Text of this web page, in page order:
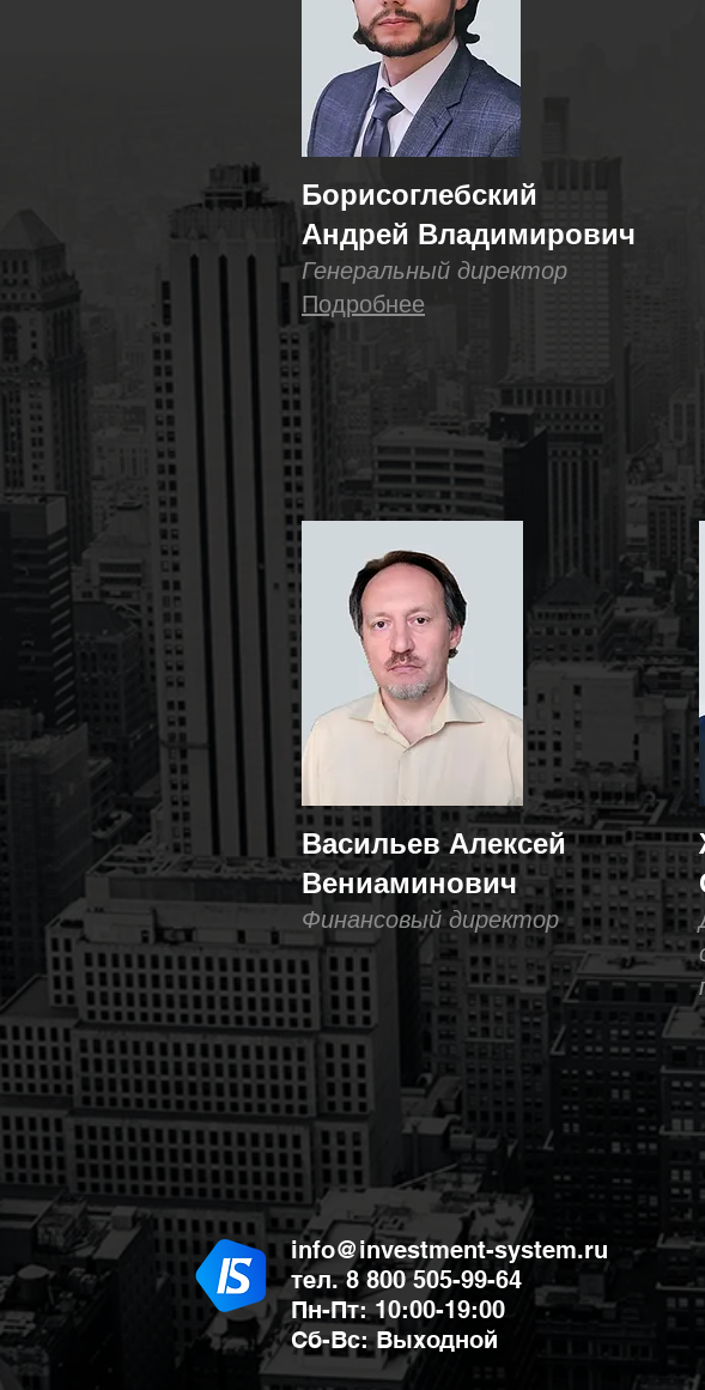
Борисоглебский
Андрей Владимирович
Генеральный директор
Подробнее
Васильев Алексей
Вениаминович
Финансовый директор
info@investment-system.ru
тел. 8 800 505-99-64
Пн-Пт: 10:00-19:00
Сб-Вс: Выходной